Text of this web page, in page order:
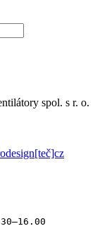
spol. s r. o.